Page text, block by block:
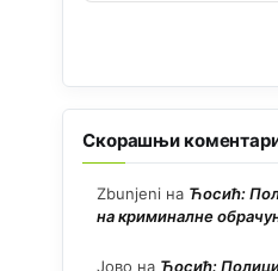
Скорашњи
Zbunjeni на Ћосић:
на криминалне
Јово на Ћосић: